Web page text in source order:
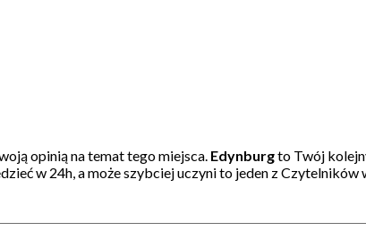
opinią na temat tego miejsca. Edynburgto Twój
w 24h, a może szybciej uczyni to jeden z Czytelników